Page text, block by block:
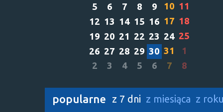
5
6 7 8 9 10 11
12 13 14 15 16 17 18
19 20 21 22 23 24 25
26 27 28 29 30 31
1
2
3 4 5 6 7 8
popularne z 7 dni z miesiąca z